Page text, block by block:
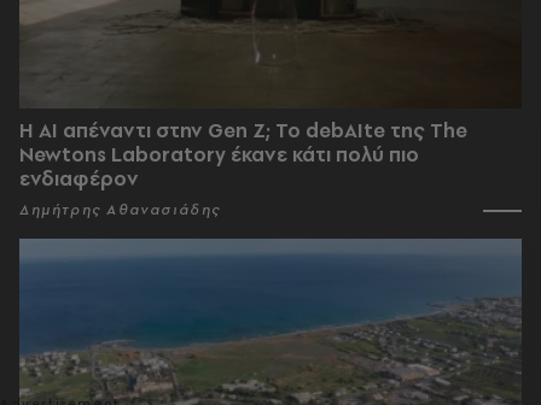
Η AI απέναντι στην Gen Z; Το debAIte της The
Newtons Laboratory έκανε κάτι πολύ πιο
ενδιαφέρον
Δημήτρης Αθανασιάδης